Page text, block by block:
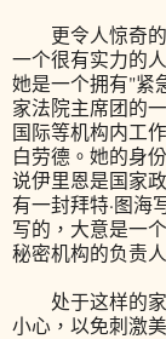
更令人惊奇的
一个很有实力的
她是一个拥有"紧
家法院主席团的
国际等机构内工
白劳德。她的身
说伊里恩是国家
有一封拜特·图海
写的，大意是一
秘密机构的负责
处于这样的家
小心，以免刺激